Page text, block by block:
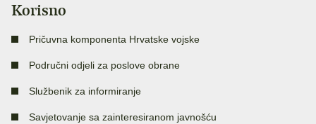
Korisno
Pričuvna komponenta Hrvatske vojske
Područni odjeli za poslove obrane
Službenik za informiranje
Savjetovanje sa zainteresiranom javnošću